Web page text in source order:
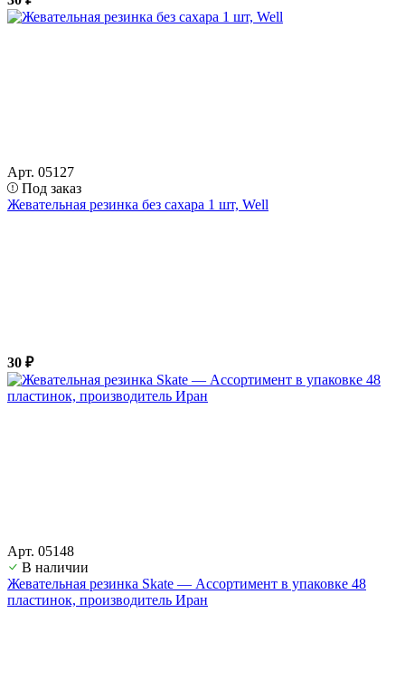
Арт. 05127
Под заказ
Жевательная резинка без сахара 1 шт, Well
30 ₽
Арт. 05148
В наличии
Жевательная резинка Skate — Ассортимент в упаковке 48
пластинок, производитель Иран